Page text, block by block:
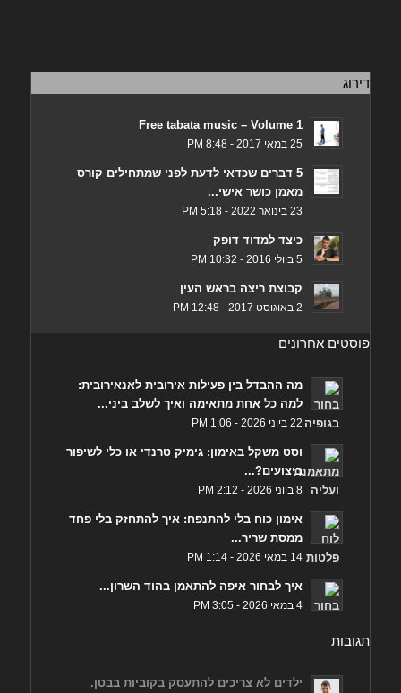
דירוג
Free tabata music – Volume 1
25 במאי 2017 - 8:48 PM
5 דברים שכדאי לדעת לפני שמתחילים קורס
מאמן כושר אישי...
23 בינואר 2022 - 5:18 PM
כיצד למדוד דופק
5 ביולי 2016 - 10:32 PM
קבוצת ריצה בראש העין
2 באוגוסט 2017 - 12:48 PM
פוסטים אחרונים
מה ההבדל בין פעילות אירובית לאנאירובית:
למה כל אחת מתאימה ואיך לשלב ביני...
22 ביוני 2026 - 1:06 PM
וסט משקל באימון: גימיק טרנדי או כלי לשיפור
ביצועים?...
8 ביוני 2026 - 2:12 PM
אימון כוח בלי להתנפח: איך להתחזק בלי פחד
ממסת שריר...
14 במאי 2026 - 1:14 PM
איך לבחור איפה להתאמן בהוד השרון...
4 במאי 2026 - 3:05 PM
תגובות
ילדים לא צריכים להתעסק בקוביות בבטן.